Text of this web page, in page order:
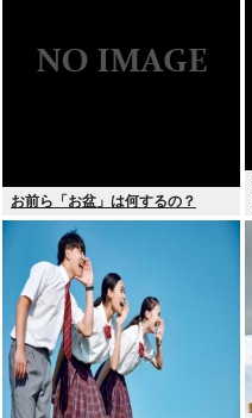
お前ら「お盆」は何するの？